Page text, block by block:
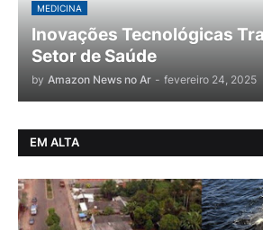
MEDICINA
Inovações Tecnológicas
Setor de Saúde
by Amazon News no Ar - fevereiro 24, 2025
EM ALTA